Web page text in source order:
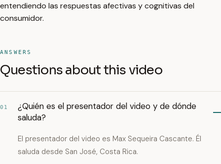
entendiendo las respuestas afectivas y cognitivas del
consumidor.
ANSWERS
Questions about this video
01
¿Quién es el presentador del video y de dónde
saluda?
El presentador del video es Max Sequeira Cascante. Él
saluda desde San José, Costa Rica.